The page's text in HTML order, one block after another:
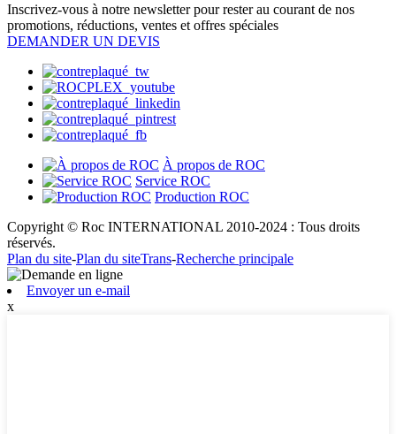
Inscrivez-vous à notre newsletter pour rester au courant de nos
promotions, réductions, ventes et offres spéciales
DEMANDER UN DEVIS
À propos de ROC
Service ROC
Production ROC
Copyright © Roc INTERNATIONAL 2010-2024 : Tous droits
réservés.
Plan du site-Plan du siteTrans-Recherche principale
Envoyer un e-mail
x